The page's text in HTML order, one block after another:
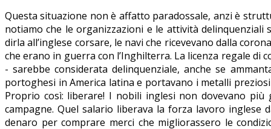
Questa situazione non è affatto paradossale, anzi è
notiamo che le organizzazioni e le attività delinquenziali
dirla all’inglese corsare, le navi che ricevevano dalla
che erano in guerra con l’Inghilterra. La licenza regale
- sarebbe considerata delinquenziale, anche se
portoghesi in America latina e portavano i metalli
Proprio così: liberare! I nobili inglesi non dovevano
campagne. Quel salario liberava la forza lavoro
denaro per comprare merci che migliorassero le